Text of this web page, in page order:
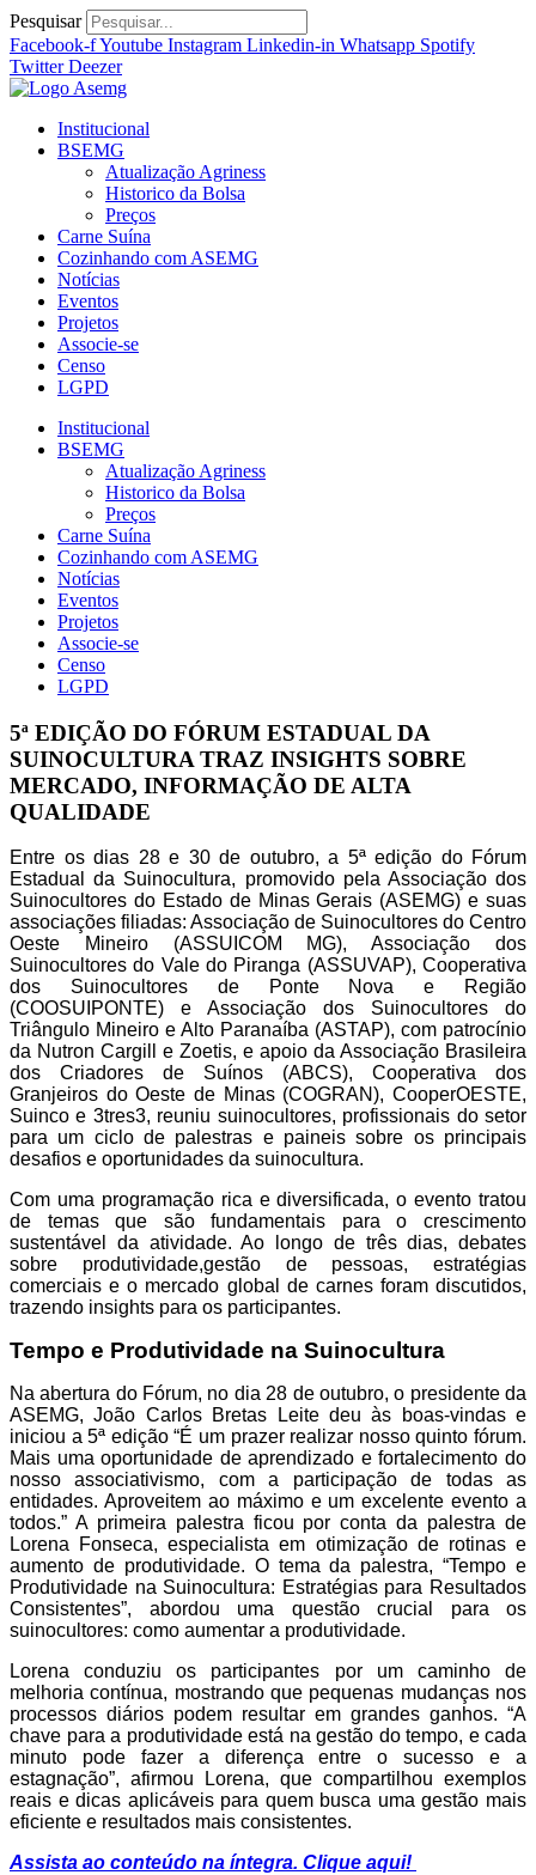
Ir
para
o
conteúdo
Pesquisar
Facebook-fYoutube Instagram Linkedin-in Whatsapp Spotify
Twitter Deezer
Institucional
BSEMG
Atualização Agriness
Historico da Bolsa
Preços
Carne Suína
Cozinhando com ASEMG
Notícias
Eventos
Projetos
Associe-se
Censo
LGPD
Institucional
BSEMG
Atualização Agriness
Historico da Bolsa
Preços
Carne Suína
Cozinhando com ASEMG
Notícias
Eventos
Projetos
Associe-se
Censo
LGPD
5ª EDIÇÃO DO FÓRUM ESTADUAL DA
SUINOCULTURA TRAZ INSIGHTS SOBRE
MERCADO, INFORMAÇÃO DE ALTA
QUALIDADE
Entre os dias 28 e 30 de outubro, a 5ª edição do Fórum
Estadual da Suinocultura, promovido pela Associação dos
Suinocultores do Estado de Minas Gerais (ASEMG) e suas
associações filiadas: Associação de Suinocultores do Centro
Oeste Mineiro (ASSUICOM MG), Associação dos
Suinocultores do Vale do Piranga (ASSUVAP), Cooperativa
dos Suinocultores de Ponte Nova e Região
(COOSUIPONTE) e Associação dos Suinocultores do
Triângulo Mineiro e Alto Paranaíba (ASTAP), com patrocínio
da Nutron Cargill e Zoetis, e apoio da Associação Brasileira
dos Criadores de Suínos (ABCS), Cooperativa dos
Granjeiros do Oeste de Minas (COGRAN), CooperOESTE,
Suinco e 3tres3, reuniu suinocultores, profissionais do setor
para um ciclo de palestras e paineis sobre os principais
desafios e oportunidades da suinocultura.
Com uma programação rica e diversificada, o evento tratou
de temas que são fundamentais para o crescimento
sustentável da atividade. Ao longo de três dias, debates
sobre produtividade,gestão de pessoas, estratégias
comerciais e o mercado global de carnes foram discutidos,
trazendo insights para os participantes.
Tempo e Produtividade na Suinocultura
Na abertura do Fórum, no dia 28 de outubro, o presidente da
ASEMG, João Carlos Bretas Leite deu às boas-vindas e
iniciou a 5ª edição “É um prazer realizar nosso quinto fórum.
Mais uma oportunidade de aprendizado e fortalecimento do
nosso associativismo, com a participação de todas as
entidades. Aproveitem ao máximo e um excelente evento a
todos.” A primeira palestra ficou por conta da palestra de
Lorena Fonseca, especialista em otimização de rotinas e
aumento de produtividade. O tema da palestra, “Tempo e
Produtividade na Suinocultura: Estratégias para Resultados
Consistentes”, abordou uma questão crucial para os
suinocultores: como aumentar a produtividade.
Lorena conduziu os participantes por um caminho de
melhoria contínua, mostrando que pequenas mudanças nos
processos diários podem resultar em grandes ganhos. “A
chave para a produtividade está na gestão do tempo, e cada
minuto pode fazer a diferença entre o sucesso e a
estagnação”, afirmou Lorena, que compartilhou exemplos
reais e dicas aplicáveis para quem busca uma gestão mais
eficiente e resultados mais consistentes.
Assista ao conteúdo na íntegra. Clique aqui!